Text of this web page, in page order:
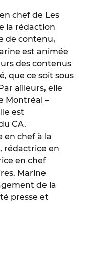
chef de Les
la rédaction
de contenu,
est animée
des contenus
que ce soit sous
ailleurs, elle
Montréal –
est
CA.
en chef à la
rédactrice en
en chef
Marine
de la
presse et